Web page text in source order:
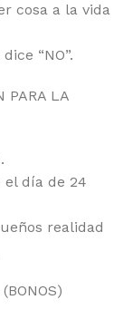
cosa a la vida
“NO”.
PARA LA
día de 24
realidad